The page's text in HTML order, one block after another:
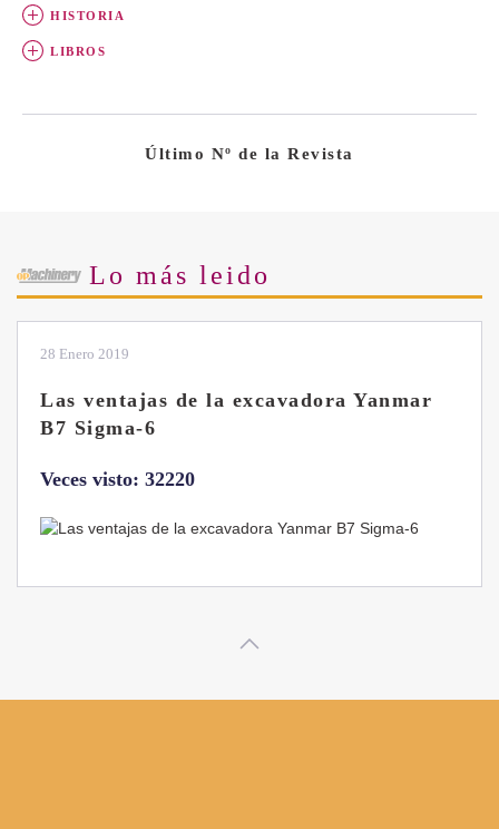
HISTORIA
LIBROS
Último Nº de la Revista
Lo más leido
28 Enero 2019
Las ventajas de la excavadora Yanmar
B7 Sigma-6
Veces visto: 32220